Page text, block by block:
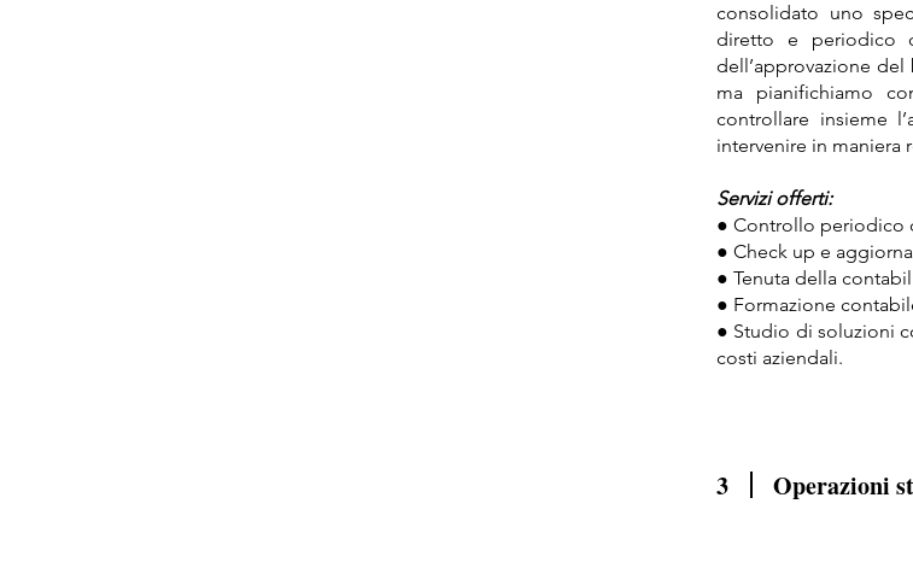
consolidato uno
diretto e periodico
dell’approvazione
ma pianifichiamo
controllare insieme
intervenire in maniera
Servizi offerti:
● Controllo periodico
● Check up e
● Tenuta della
● Formazione
● Studio di soluzioni
costi aziendali.
3 Operazioni